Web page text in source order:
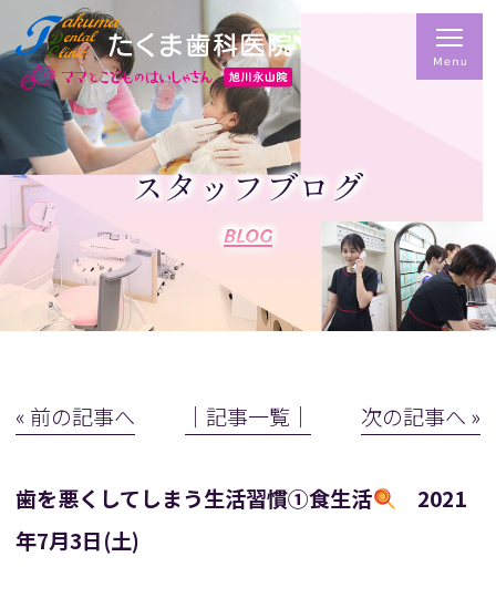
スタッフブログ
BLOG
« 前の記事へ │記事一覧│ 次の記事へ »
歯を悪くしてしまう生活習慣①食生活
2021
年7月3日(土)